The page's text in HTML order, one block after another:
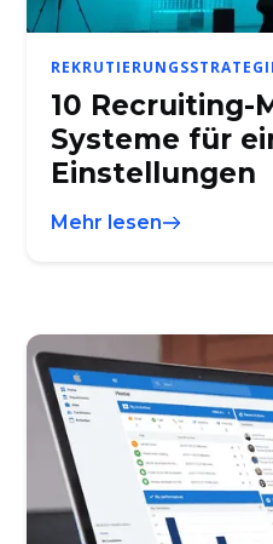
10 Recruiting-
Systeme für
Einstellungen
Mehr lesen